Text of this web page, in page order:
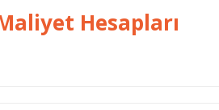
Hesapları